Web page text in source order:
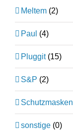
Meltem (2)
Paul (4)
Pluggit (15)
S&P (2)
Schutzmasken
sonstige (0)